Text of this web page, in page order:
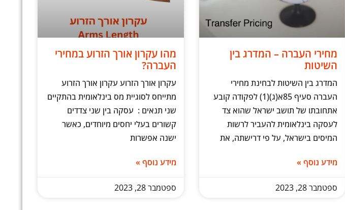
מחירי העברה – המדרג בין
השיטות
המדרג בין השיטות לבחינת מחירי
העברה סעיף 85א(ג)(1) לפקודה קובע
אתחובתו של תושב ישראל שהוא צד
לעסקה בינלאומית להעביר לרשות
המיסים בישראל, על פי דרישתה, את
מידע נוסף »
ספטמבר 28, 2023
מהו עקרון אורך הזרוע במחירי
העברה?
עקרון אורך הזרוע עקרון אורך הזרוע
מתייחס לסוגיית מס בינלאומית בהתקיים
שני תנאים : עסקה בין שני צדדים
קשורים בעלי יחסים מיוחדים, כאשר
ישנה אפשרות
מידע נוסף »
ספטמבר 28, 2023